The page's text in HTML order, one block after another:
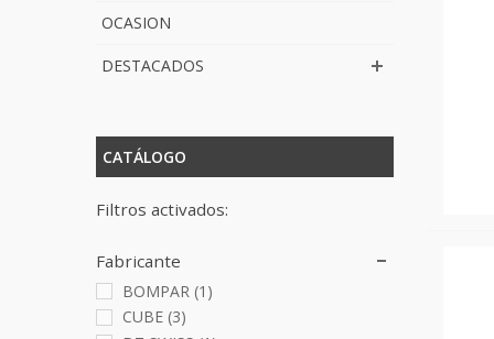
OCASION
DESTACADOS
CATÁLOGO
Filtros activados:
Fabricante
BOMPAR (1)
CUBE (3)